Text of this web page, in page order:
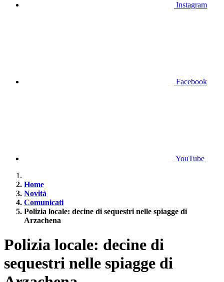
Instagram
Facebook
YouTube
Home
Novità
Comunicati
Polizia locale: decine di sequestri nelle spiagge di
Arzachena
Polizia locale: decine di
sequestri nelle spiagge di